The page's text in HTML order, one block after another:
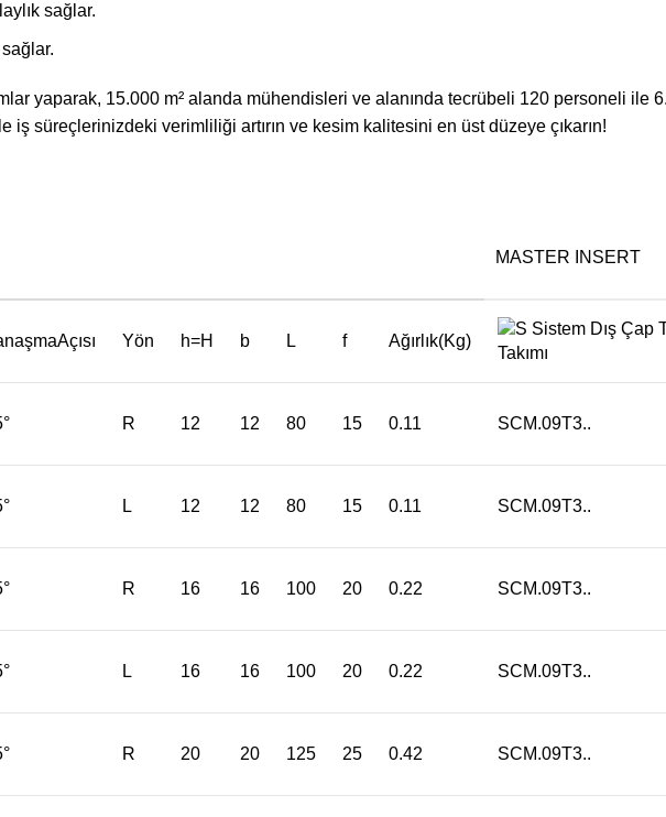
sağlar.
yaparak, 15.000 m² alanda mühendisleri ve alanında tecrübeli 120 personeli ile
iş süreçlerinizdeki verimliliği artırın ve kesim kalitesini en üst düzeye çıkarın!
MASTER INSERT
Yön h=H b L f Ağırlık(Kg)
R 12 12 80 15 0.11 SCM.09T3..
L 12 12 80 15 0.11 SCM.09T3..
R 16 16 100 20 0.22 SCM.09T3..
L 16 16 100 20 0.22 SCM.09T3..
R 20 20 125 25 0.42 SCM.09T3..